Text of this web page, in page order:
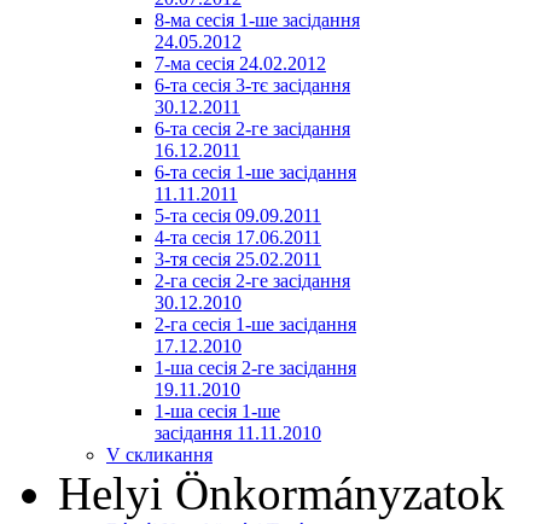
8-ма сесія 1-ше засідання
24.05.2012
7-ма сесія 24.02.2012
6-та сесія 3-тє засідання
30.12.2011
6-та сесія 2-ге засідання
16.12.2011
6-та сесія 1-ше засідання
11.11.2011
5-та сесія 09.09.2011
4-та сесія 17.06.2011
3-тя сесія 25.02.2011
2-га сесія 2-ге засідання
30.12.2010
2-га сесія 1-ше засідання
17.12.2010
1-ша сесія 2-ге засідання
19.11.2010
1-ша сесія 1-ше
засідання 11.11.2010
V скликання
Helyi Önkormányzatok